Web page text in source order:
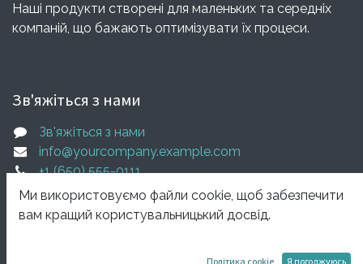
Наші продукти створені для маленьких та середніх
компаній, що бажають оптимізувати їх процеси.
Зв'яжіться з нами
Зв'яжіться з нами
info@yourcompany.example.com
+1 (650) 555-0111
Ми використовуємо файли cookie, щоб забезпечити
вам кращий користувальницький досвід.
Політика cookie Я погоджуюсь